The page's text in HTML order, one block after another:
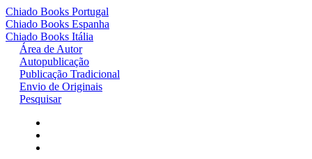
Chiado Books Portugal
Chiado Books Espanha
Chiado Books Itália
Área de Autor
Autopublicação
Publicação Tradicional
Envio de Originais
Pesquisar